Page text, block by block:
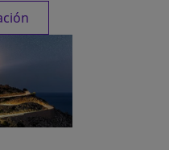
en una pestaña nueva